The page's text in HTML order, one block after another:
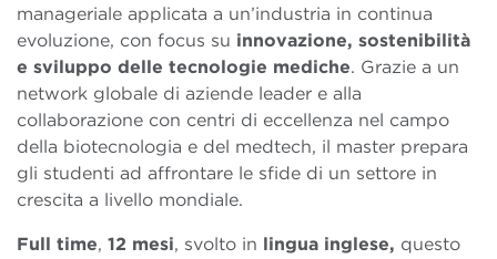
manageriale applicata a un’industria in continua
evoluzione, con focus su innovazione, sostenibilità
e sviluppo delle tecnologie mediche. Grazie a un
network globale di aziende leader e alla
collaborazione con centri di eccellenza nel campo
della biotecnologia e del medtech, il master prepara
gli studenti ad affrontare le sfide di un settore in
crescita a livello mondiale.
Full time, 12 mesi, svolto in lingua inglese, questo